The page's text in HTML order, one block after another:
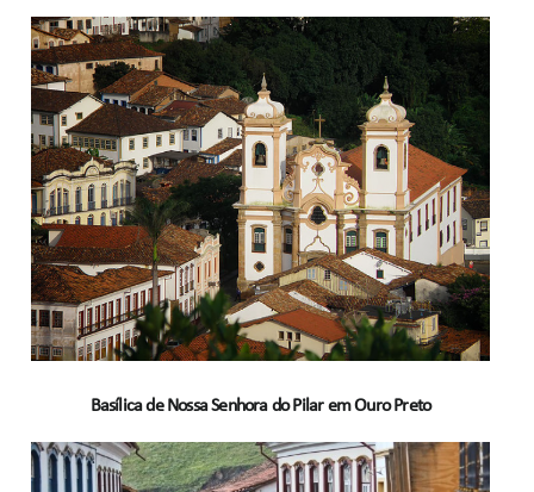
Basílica de Nossa Senhora do Pilar em Ouro Preto